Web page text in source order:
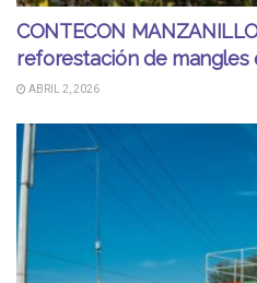
CONTECON
reforestación de mangles
ABRIL 2, 2026